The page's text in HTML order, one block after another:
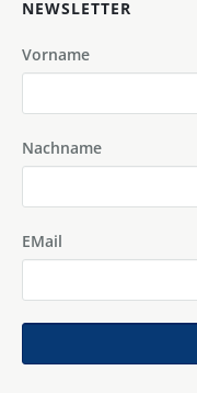
NEWSLETTER
Vorname
Nachname
EMail